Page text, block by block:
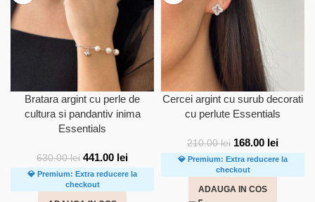
Bratara argint cu perle de
cultura si pandantiv inima
Essentials
630.00lei 441.00 lei
💎 Premium: Extra reducere la
checkout
Cercei argint cu surub decorati
cu perlute Essentials
210.00lei 168.00 lei
💎 Premium: Extra reducere la
checkout
ADAUGA IN COS